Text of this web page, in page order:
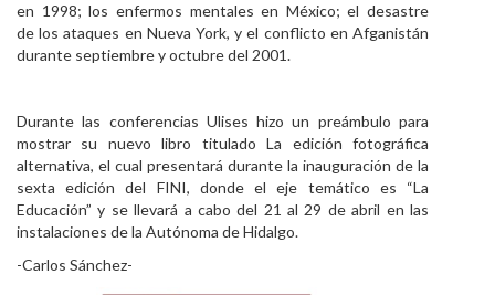
en 1998; los enfermos mentales en México; el desastre
de los ataques en Nueva York, y el conflicto en Afganistán
durante septiembre y octubre del 2001.
Durante las conferencias Ulises hizo un preámbulo para
mostrar su nuevo libro titulado La edición fotográfica
alternativa, el cual presentará durante la inauguración de la
sexta edición del FINI, donde el eje temático es “La
Educación” y se llevará a cabo del 21 al 29 de abril en las
instalaciones de la Autónoma de Hidalgo.
-Carlos Sánchez-